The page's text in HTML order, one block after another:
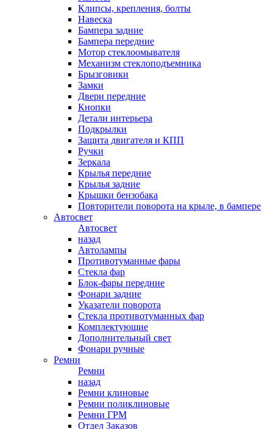
Клипсы, крепления, болты
Навеска
Бампера задние
Бампера передние
Мотор стеклоомывателя
Механизм стеклоподъемника
Брызговики
Замки
Двери передние
Кнопки
Детали интерьера
Подкрылки
Защита двигателя и КПП
Ручки
Зеркала
Крылья передние
Крылья задние
Крышки бензобака
Повторители поворота на крыле, в бампере
Автосвет
Автосвет
назад
Автолампы
Противотуманные фары
Стекла фар
Блок-фары передние
Фонари задние
Указатели поворота
Стекла противотуманных фар
Комплектующие
Дополнительный свет
Фонари ручные
Ремни
Ремни
назад
Ремни клиновые
Ремни поликлиновые
Ремни ГРМ
Отдел Заказов